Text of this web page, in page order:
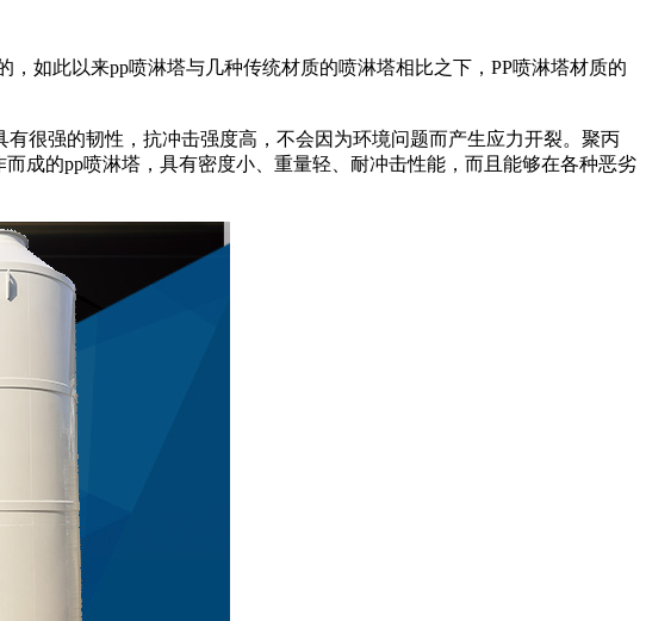
如此以来pp喷淋塔与几种传统材质的喷淋塔相比之下，PP喷淋塔材质的
强的韧性，抗冲击强度高，不会因为环境问题而产生应力开裂。聚丙
成的pp喷淋塔，具有密度小、重量轻、耐冲击性能，而且能够在各种恶劣